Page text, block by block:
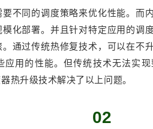
不同的调度策略来优化性能。而
化部署。并且针对特定应用的调
通过传统热修复技术，可以在不
应用的性能。但传统技术无法实
热升级技术解决了以上问题。
02